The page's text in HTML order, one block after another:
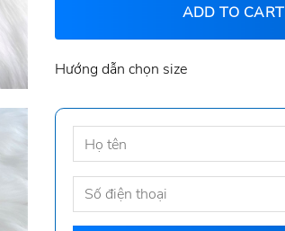
ADD TO CART
Hướng dẫn chọn size